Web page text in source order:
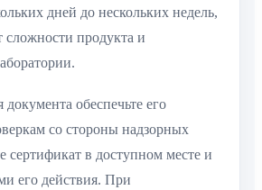
дней до нескольких недель,
сложности продукта и
обеспечьте его
со стороны надзорных
сертификат в доступном месте и
его действия. При